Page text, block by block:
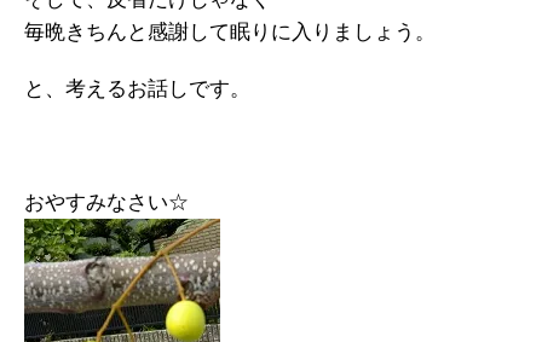
毎晩きちんと感謝して眠りに入りましょう。
と、考えるお話しです。
おやすみなさい☆